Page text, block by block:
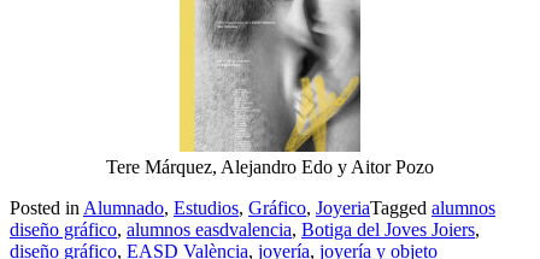
Tere Márquez, Alejandro Edo y Aitor Pozo
Posted in Alumnado, Estudios, Gráfico, JoyeriaTagged alumnos
diseño gráfico, alumnos easdvalencia, Botiga del Joves Joiers,
diseño gráfico, EASD València, joyería, joyería y objeto